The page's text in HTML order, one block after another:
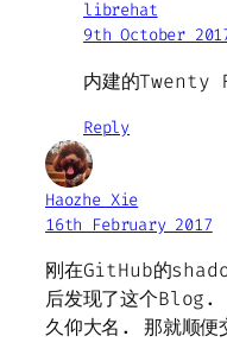
librehat
9th October
内建的Twenty
Reply
Haozhe Xie
16th February 2017
刚在GitHub的
后发现了这个Blog.
久仰大名. 那就顺便